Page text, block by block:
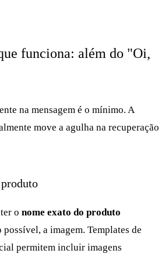
funciona: além do "Oi,
na mensagem é o mínimo. A
move a agulha na recuperação
o nome exato do produto
a imagem. Templates de
permitem incluir imagens